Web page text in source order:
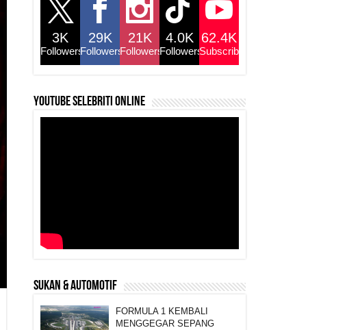
3K
Followers
29K
Followers
21K
Followers
4.0K
Followers
62.4K
Subscribers
YouTube selebriti online
SUKAN & AUTOMOTIF
FORMULA 1 KEMBALI
MENGGEGAR SEPANG